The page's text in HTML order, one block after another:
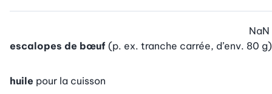
escalopes de bœuf (p. ex. tranche carrée, d’env. 80 g)
NaN
huile pour la cuisson